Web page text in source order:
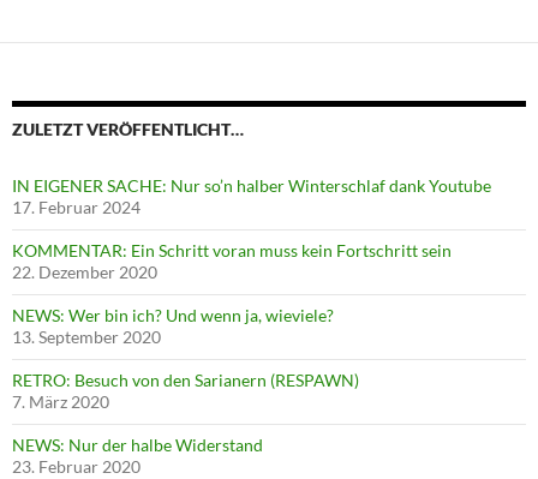
ZULETZT VERÖFFENTLICHT…
IN EIGENER SACHE: Nur so’n halber Winterschlaf dank Youtube
17. Februar 2024
KOMMENTAR: Ein Schritt voran muss kein Fortschritt sein
22. Dezember 2020
NEWS: Wer bin ich? Und wenn ja, wieviele?
13. September 2020
RETRO: Besuch von den Sarianern (RESPAWN)
7. März 2020
NEWS: Nur der halbe Widerstand
23. Februar 2020